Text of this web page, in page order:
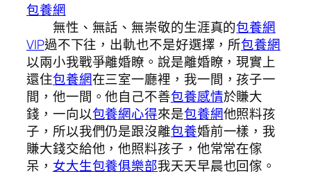
包養網
無性、無話、無崇敬的生涯真的包養網
VIP過不下往，出軌也不是好選擇，所包養網
以兩小我戰爭離婚瞭。說是離婚瞭，現實上
還住包養網在三室一廳裡，我一間，孩子一
間，他一間。他自己不善包養感情於賺大
錢，一向以包養網心得來是包養網他照料孩
子，所以我們仍是跟沒離包養婚前一樣，我
賺大錢交給他，他照料孩子，他常常在傢
呆， 女大生包養俱樂部我天天早晨也回傢。